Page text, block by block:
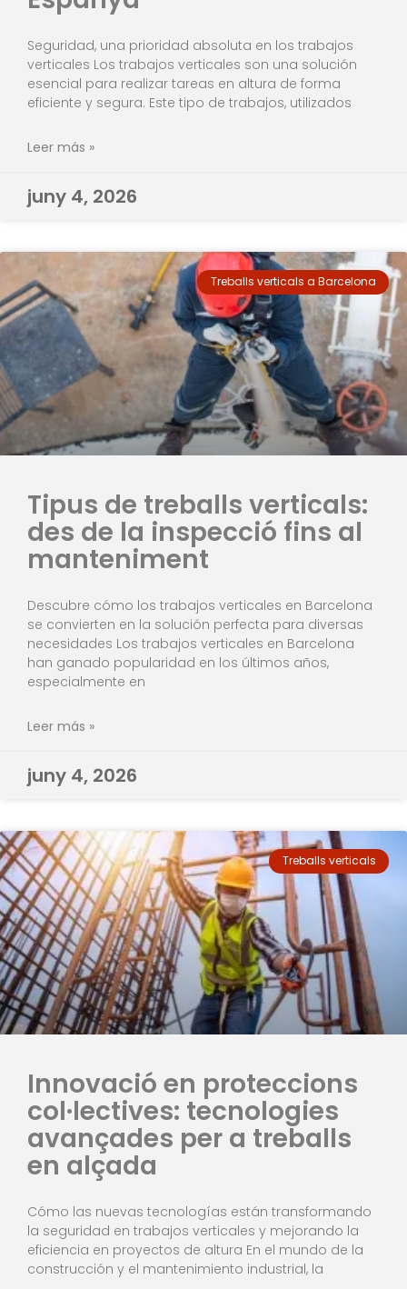
Seguridad, una prioridad absoluta en los trabajos
verticales Los trabajos verticales son una solución
esencial para realizar tareas en altura de forma
eficiente y segura. Este tipo de trabajos, utilizados
Leer más »
juny 4, 2026
Treballs verticals a Barcelona
Tipus de treballs verticals:
des de la inspecció fins al
manteniment
Descubre cómo los trabajos verticales en Barcelona
se convierten en la solución perfecta para diversas
necesidades Los trabajos verticales en Barcelona
han ganado popularidad en los últimos años,
especialmente en
Leer más »
juny 4, 2026
Treballs verticals
Innovació en proteccions
col·lectives: tecnologies
avançades per a treballs
en alçada
Cómo las nuevas tecnologías están transformando
la seguridad en trabajos verticales y mejorando la
eficiencia en proyectos de altura En el mundo de la
construcción y el mantenimiento industrial, la